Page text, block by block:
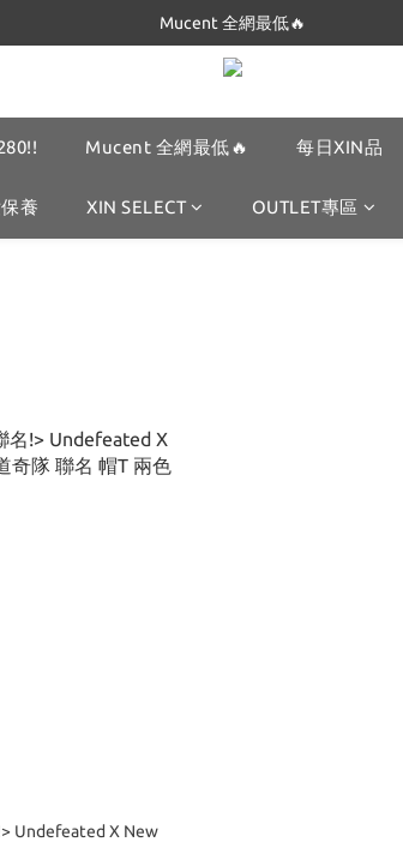
Dickies 最低$280起🔥
Mucent 全網最低🔥
Dickies 最低$280起🔥
Mucent 全網最低🔥 每日XIN品
養 XIN SELECT OUTLET專區
Undefeated X New